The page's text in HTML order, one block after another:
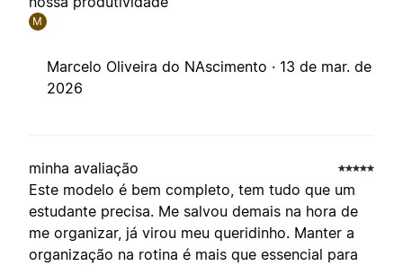
M
Marcelo Oliveira do NAscimento · 13 de mar. de
2026
minha avaliação
Este modelo é bem completo, tem tudo que um
estudante precisa. Me salvou demais na hora de
me organizar, já virou meu queridinho. Manter a
organização na rotina é mais que essencial para